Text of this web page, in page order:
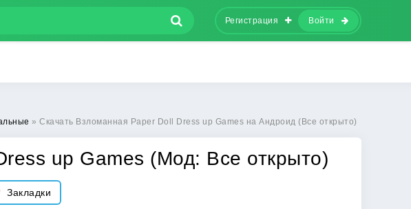
Регистрация Войти
» Скачать Взломанная Paper Doll Dress up Games на Андроид (Все открыто)
up Games (Мод: Все открыто)
Закладки